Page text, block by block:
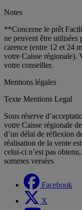
Notes
**Concerne le prêt
ne peuvent être utilisées
carence (entre 12 et 24
votre Caisse régionale).
votre conseiller.
Mentions légales
Texte Mentions Legal
Sous réserve
votre Caisse régionale
d’un délai de réflexion
réalisation de la vente
celui-ci n’est pas
sommes versées
Facebook
X